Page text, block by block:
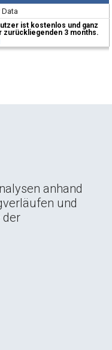
ist kostenlos und ganz
zurückliegenden 3 months.
anhand
und
der